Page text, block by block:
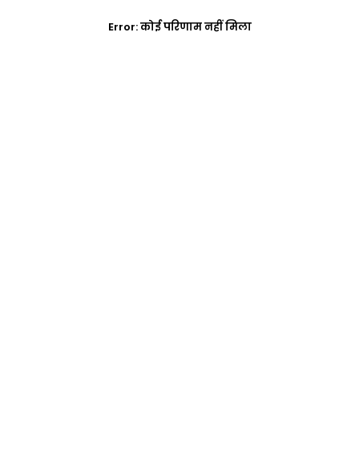
Error:कोई परिणाम नहीं मिला